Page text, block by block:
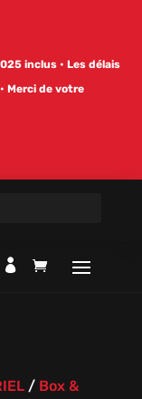
inclus • Les délais
Merci de votre

/ Box &